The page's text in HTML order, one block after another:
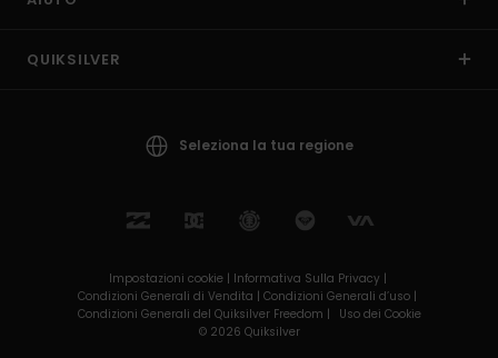
QUIKSILVER
Seleziona la tua regione
Impostazioni cookie | Informativa Sulla Privacy |
Condizioni Generali di Vendita | Condizioni Generali d’uso |
Condizioni Generali del Quiksilver Freedom |
Uso dei Cookie
© 2026 Quiksilver